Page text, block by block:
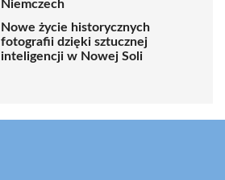
Niemczech
Nowe życie historycznych
fotografii dzięki sztucznej
inteligencji w Nowej Soli